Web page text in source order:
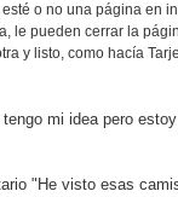
o no una página en
le pueden cerrar la
y listo, como hacía
mi idea pero
"He visto esas